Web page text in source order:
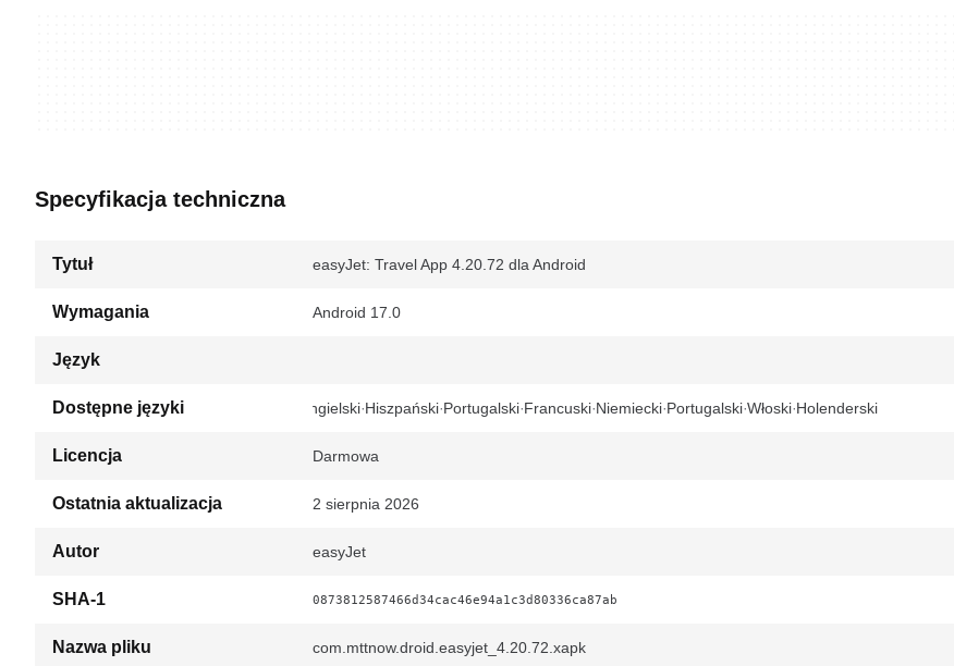
Specyfikacja techniczna
Tytuł easyJet: Travel App 4.20.72 dla Android
Wymagania Android 17.0
Język
Dostępne języki Angielski Hiszpański Portugalski Francuski Niemiecki Portugalski Włoski Holenderski
Licencja Darmowa
Ostatnia aktualizacja 2 sierpnia 2026
Autor easyJet
SHA-1 0873812587466d34cac46e94a1c3d80336ca87ab
Nazwa pliku com.mttnow.droid.easyjet_4.20.72.xapk